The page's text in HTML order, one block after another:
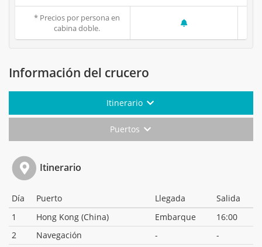
* Precios por persona en
cabina doble.
Información del crucero
Itinerario
Puertos
Itinerario
Día Puerto Llegada
Salida
1
Hong Kong (China) Embarque
16:00
2
Navegación -
-